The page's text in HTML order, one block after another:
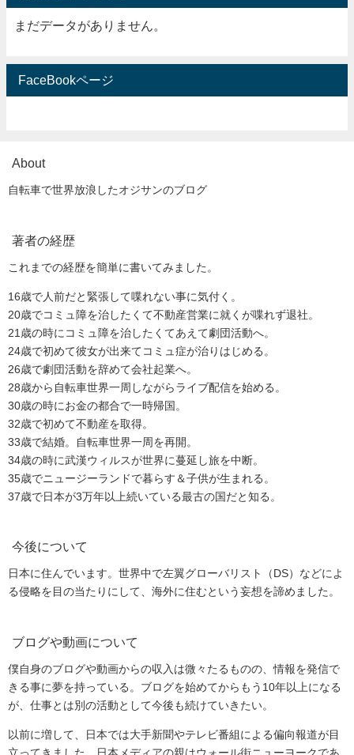
まだデータがありません。
FaceBookページ
About
自転車で世界放浪したオジサンのブログ
著者の経歴
これまでの経歴を簡単に書いてみました。
16歳で人前だと緊張して喋れない事に気付く。
20歳でコミュ障を治したくて不動産営業に就くが喋れず退社。
21歳の時にコミュ障を治したくてあえて劇団活動へ。
24歳で初めて彼女が出来てコミュ症が治りはじめる。
26歳で劇団活動を辞めて会社起業へ。
28歳から自転車世界一周しながらライブ配信を始める。
30歳の時にお金の都合で一時帰国。
32歳で初めて不動産を取得。
33歳で結婚。自転車世界一周を再開。
34歳の時に武漢ウィルスが世界に蔓延し旅を中断。
35歳でニュージーランドで暮らす＆子供が生まれる。
37歳で日本が3万年以上続いている最古の国だと知る。
今後について
日本に住んでいます。世界中で左翼グローバリスト（DS）などによ
る侵略を目の当たりにして、海外に住むという妄想を諦めました。
ブログや動画について
僕自身のブログや動画からの収入は微々たるものの、情報を発信で
きる事に夢を持っている。ブログを始めてからもう10年以上になる
が、仕事とは別の活動として今後も続けていきたい。
以前に増して、日本では大手新聞やテレビ番組による偏向報道が目